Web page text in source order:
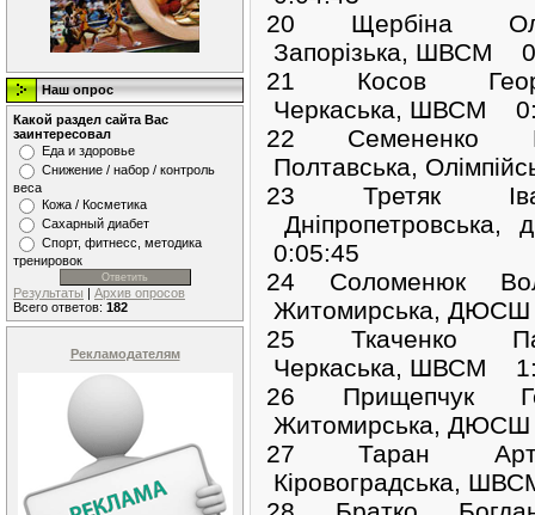
Наш опрос
Какой раздел сайта Вас
заинтересовал
Еда и здоровье
Снижение / набор / контроль
веса
Кожа / Косметика
Сахарный диабет
Спорт, фитнесс, методика
тренировок
Результаты | Архив опросов
Всего ответов: 182
Рекламодателям
20 Щербіна
Запорізька, ШВСМ
21 Косов
Черкаська, ШВСМ
22 Семененко
Полтавська,
23 Третяк
0:05:45
24 Соломенюк
Житомирська,
25 Ткаченко
Черкаська, ШВСМ
26 Прищепчук
Житомирська,
27 Таран
Кіровоградська,